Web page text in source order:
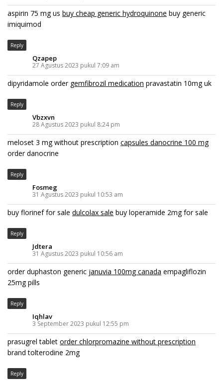
aspirin 75 mg us buy cheap generic hydroquinone buy generic
imiquimod
Reply
Qzapep
27 Agustus 2023 pukul 7:09 am
dipyridamole order gemfibrozil medication pravastatin 10mg uk
Reply
Vbzxvn
28 Agustus 2023 pukul 8:24 pm
meloset 3 mg without prescription capsules danocrine 100 mg
order danocrine
Reply
Fosmeg
31 Agustus 2023 pukul 10:53 am
buy florinef for sale dulcolax sale buy loperamide 2mg for sale
Reply
Jdtera
31 Agustus 2023 pukul 10:56 am
order duphaston generic januvia 100mg canada empagliflozin
25mg pills
Reply
Iqhlav
3 September 2023 pukul 12:55 pm
prasugrel tablet order chlorpromazine without prescription
brand tolterodine 2mg
Reply